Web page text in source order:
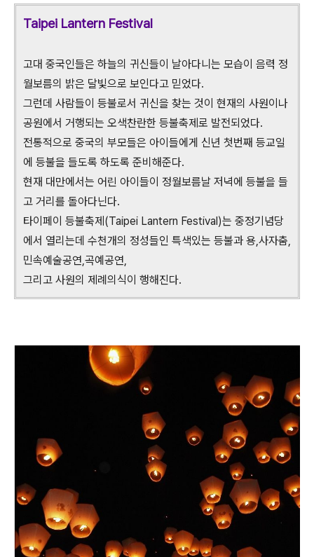
Taipei Lantern Festival
고대 중국인들은 하늘의 귀신들이 날아다니는 모습이 음력 정
월보름의 밝은 달빛으로 보인다고 믿었다.
그런데 사람들이 등불로서 귀신을 찾는 것이 현재의 사원이나
공원에서 거행되는 오색찬란한 등불축제로 발전되었다.
전통적으로 중국의 부모들은 아이들에게 신년 첫번째 등교일
에 등불을 들도록 하도록 준비해준다.
현재 대만에서는 어린 아이들이 정월보름날 저녁에 등불을 들
고 거리를 돌아다닌다.
타이페이 등불축제(Taipei Lantern Festival)는 중정기념당
에서 열리는데 수천개의 정성들인 특색있는 등불과 용,사자춤,
민속예술공연,곡예공연,
그리고 사원의 제례의식이 행해진다.